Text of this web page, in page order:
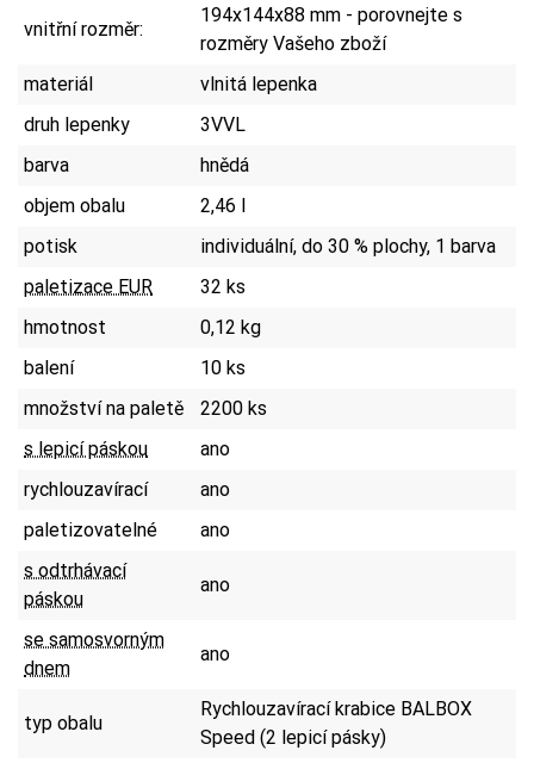
vnitřní rozměr:
194x144x88 mm - porovnejte s
rozměry Vašeho zboží
materiál
vlnitá lepenka
druh lepenky
3VVL
barva
hnědá
objem obalu
2,46 l
potisk
individuální, do 30 % plochy, 1 barva
paletizace EUR
32 ks
hmotnost
0,12 kg
balení
10 ks
množství na paletě
2200 ks
s lepicí páskou
ano
rychlouzavírací
ano
paletizovatelné
ano
s odtrhávací
páskou
ano
se samosvorným
dnem
ano
typ obalu
Rychlouzavírací krabice BALBOX
Speed (2 lepicí pásky)